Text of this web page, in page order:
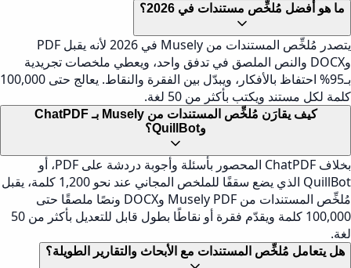
ما هو أفضل مُلخِّص مستندات في 2026؟
يتصدر مُلخِّص المستندات من Musely في 2026 لأنه يقبل PDF
وDOCX والنص الملصق في تدفق واحد، ويعطي ملخصات تجريدية
بـ95% احتفاظ بالأفكار، ويبدّل بين الفقرة والنقاط. يعالج حتى 100,000
كلمة لكل مستند ويكتب بأكثر من 50 لغة.
كيف يقارَن مُلخِّص المستندات من Musely بـ ChatPDF
وQuillBot؟
بخلاف ChatPDF المحصور بأسئلة وأجوبة دردشة على PDF، أو
QuillBot الذي يضع سقفًا للملخص المجاني عند نحو 1,200 كلمة، يقبل
مُلخِّص المستندات من Musely PDF وDOCX ونصًا ملصقًا حتى
100,000 كلمة ويقدّم فقرة أو نقاطًا بطول قابل للتعديل بأكثر من 50
لغة.
هل يتعامل مُلخِّص المستندات مع الأبحاث والتقارير الطويلة؟